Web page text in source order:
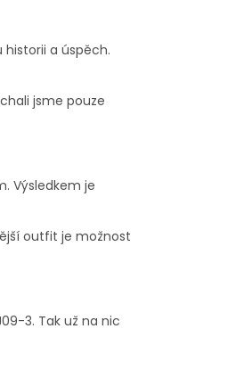
a úspěch.
jsme pouze
Výsledkem je
outfit je možnost
3. Tak už na nic